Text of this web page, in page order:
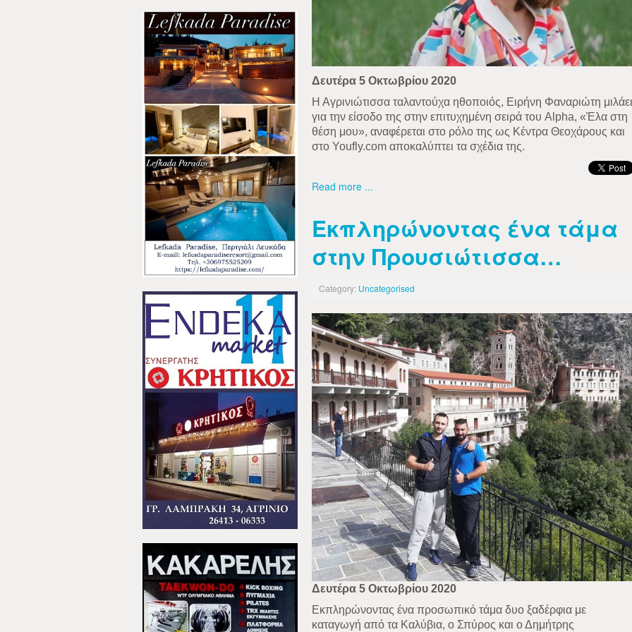
Δευτέρα 5 Οκτωβρίου 2020
Η Αγρινιώτισσα ταλαντούχα ηθοποιός, Ειρήνη Φαναριώτη μιλάει
για την είσοδο της στην επιτυχημένη σειρά του Alpha, «Έλα στη
θέση μου», αναφέρεται στο ρόλο της ως Κέντρα Θεοχάρους και
στο Youfly.com αποκαλύπτει τα σχέδια της.
Read more ...
Εκπληρώνοντας ένα τάμα
στην Προυσιώτισσα…
Category: Uncategorised
Δευτέρα 5 Οκτωβρίου 2020
Εκπληρώνοντας ένα προσωπικό τάμα δυο ξαδέρφια με
καταγωγή από τα Καλύβια, ο Σπύρος και ο Δημήτρης